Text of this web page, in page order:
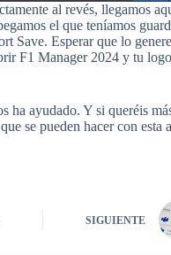
al revés, llegamos
el que teníamos
Save. Esperar que lo
F1 Manager 2024 y tu logo
ha ayudado. Y si queréis
se pueden hacer con esta
SIGUIENTE